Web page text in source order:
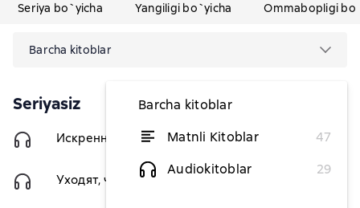
Seriya bo`yicha Yangiligi bo`yicha Ommabopligi
Barcha kitoblar
Barcha kitoblar
Matnli Kitoblar
47
Audiokitoblar
29
Seriyasiz
Искренность 50 351,29 soʻm
Уходят, чтобы вернуться